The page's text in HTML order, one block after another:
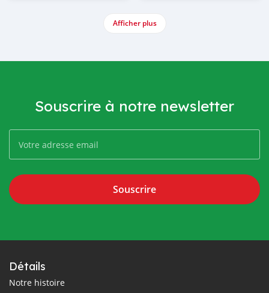
Afficher plus
Souscrire à notre newsletter
Souscrire
Détails
Notre histoire